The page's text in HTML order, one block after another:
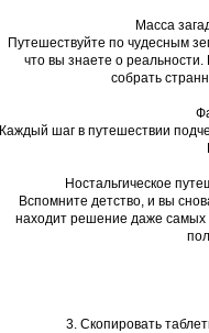
Масса
Путешествуйте по чудесным
что вы знаете о
собрать
Каждый шаг в путешествии
Ностальгическое
Вспомните детство, и вы
находит решение даже самых
3. Скопировать